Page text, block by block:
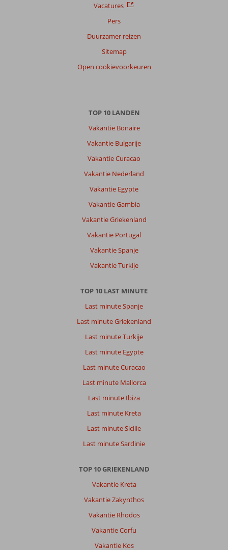
Vacatures
Pers
Duurzamer reizen
Sitemap
Open cookievoorkeuren
TOP 10 LANDEN
Vakantie Bonaire
Vakantie Bulgarije
Vakantie Curacao
Vakantie Nederland
Vakantie Egypte
Vakantie Gambia
Vakantie Griekenland
Vakantie Portugal
Vakantie Spanje
Vakantie Turkije
TOP 10 LAST MINUTE
Last minute Spanje
Last minute Griekenland
Last minute Turkije
Last minute Egypte
Last minute Curacao
Last minute Mallorca
Last minute Ibiza
Last minute Kreta
Last minute Sicilie
Last minute Sardinie
TOP 10 GRIEKENLAND
Vakantie Kreta
Vakantie Zakynthos
Vakantie Rhodos
Vakantie Corfu
Vakantie Kos